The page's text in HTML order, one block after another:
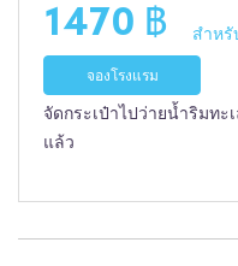
1470 ฿ สำห
จองโรงแรม
จัดกระเป๋าไปว่ายน้ำริมท
แล้ว